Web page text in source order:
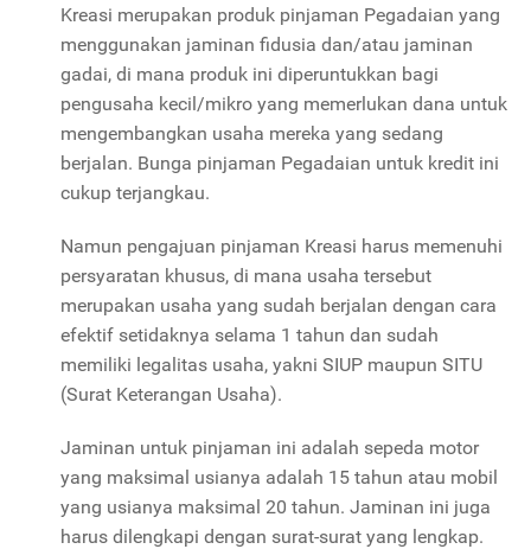
Kreasi merupakan produk pinjaman Pegadaian yang
menggunakan jaminan fidusia dan/atau jaminan
gadai, di mana produk ini diperuntukkan bagi
pengusaha kecil/mikro yang memerlukan dana untuk
mengembangkan usaha mereka yang sedang
berjalan. Bunga pinjaman Pegadaian untuk kredit ini
cukup terjangkau.
Namun pengajuan pinjaman Kreasi harus memenuhi
persyaratan khusus, di mana usaha tersebut
merupakan usaha yang sudah berjalan dengan cara
efektif setidaknya selama 1 tahun dan sudah
memiliki legalitas usaha, yakni SIUP maupun SITU
(Surat Keterangan Usaha).
Jaminan untuk pinjaman ini adalah sepeda motor
yang maksimal usianya adalah 15 tahun atau mobil
yang usianya maksimal 20 tahun. Jaminan ini juga
harus dilengkapi dengan surat-surat yang lengkap.